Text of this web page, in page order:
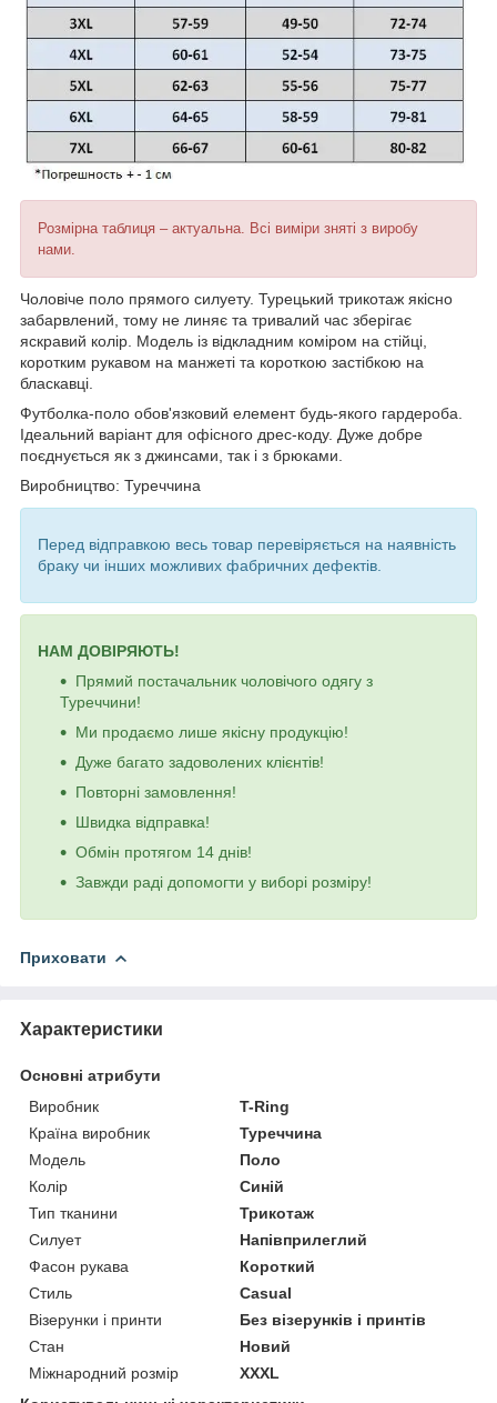
Розмірна таблиця – актуальна. Всі виміри зняті з виробу
нами.
Чоловіче поло прямого силуету. Турецький трикотаж якісно
забарвлений, тому не линяє та тривалий час зберігає
яскравий колір. Модель із відкладним коміром на стійці,
коротким рукавом на манжеті та короткою застібкою на
бласкавці.
Футболка-поло обов'язковий елемент будь-якого гардероба.
Ідеальний варіант для офісного дрес-коду. Дуже добре
поєднується як з джинсами, так і з брюками.
Виробництво: Туреччина
Перед відправкою весь товар перевіряється на наявність
браку чи інших можливих фабричних дефектів.
НАМ ДОВІРЯЮТЬ!
Прямий постачальник чоловічого одягу з
Туреччини!
Ми продаємо лише якісну продукцію!
Дуже багато задоволених клієнтів!
Повторні замовлення!
Швидка відправка!
Обмін протягом 14 днів!
Завжди раді допомогти у виборі розміру!
Приховати
Характеристики
Основні атрибути
Виробник
T-Ring
Країна виробник
Туреччина
Модель
Поло
Колір
Синій
Тип тканини
Трикотаж
Силует
Напівприлеглий
Фасон рукава
Короткий
Стиль
Casual
Візерунки і принти
Без візерунків і принтів
Стан
Новий
Міжнародний розмір
XXXL